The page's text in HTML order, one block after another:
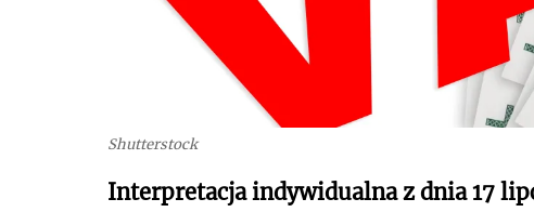
Shutterstock
Interpretacja indywidualna z dnia 17